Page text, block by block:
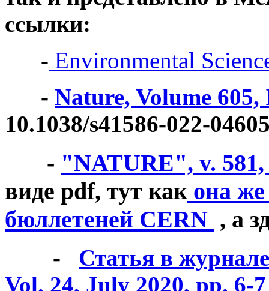
ссылки:
- Environmental
- Nature, Volume 605,
10.1038/s41586-022-
- "NATURE", v.
виде pdf, тут как она
бюллетеней CERN , а
- Статья в
Vol. 24, July 2020, pp. 6-7